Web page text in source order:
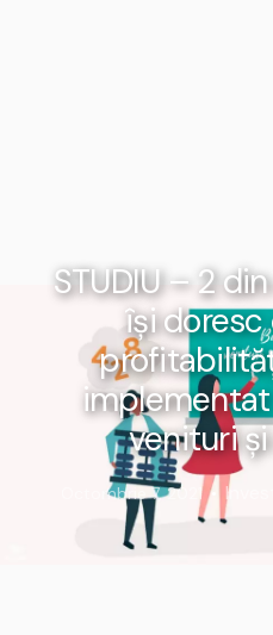
STUDIU – 2
îşi
venituri
Octombrie 7, 2021